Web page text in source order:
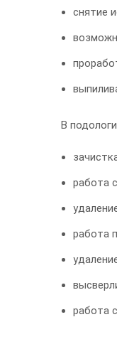
снятие
В
работа
работа
работа